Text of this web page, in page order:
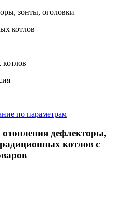
зонты, оголовки
котлов
котлов
по параметрам
дефлекторы,
котлов с